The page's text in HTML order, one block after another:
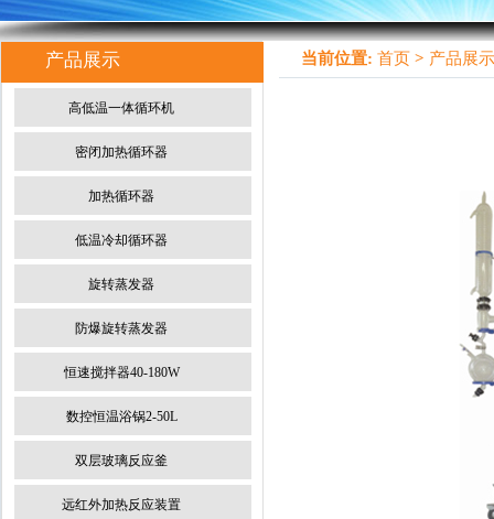
产品展示
高低温一体循环机
密闭加热循环器
加热循环器
低温冷却循环器
旋转蒸发器
防爆旋转蒸发器
恒速搅拌器40-180W
数控恒温浴锅2-50L
双层玻璃反应釜
远红外加热反应装置
当前位置: 首页 > 产品展示